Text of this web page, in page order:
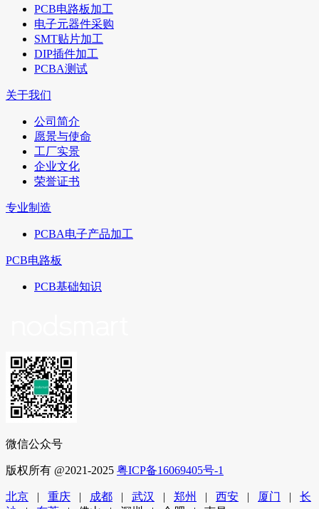
PCB电路板加工
电子元器件采购
SMT贴片加工
DIP插件加工
PCBA测试
关于我们
公司简介
愿景与使命
工厂实景
企业文化
荣誉证书
专业制造
PCBA电子产品加工
PCB电路板
PCB基础知识
微信公众号
版权所有 @2021-2025 粤ICP备16069405号-1
北京 | 重庆 | 成都 | 武汉 | 郑州 | 西安 | 厦门 | 长